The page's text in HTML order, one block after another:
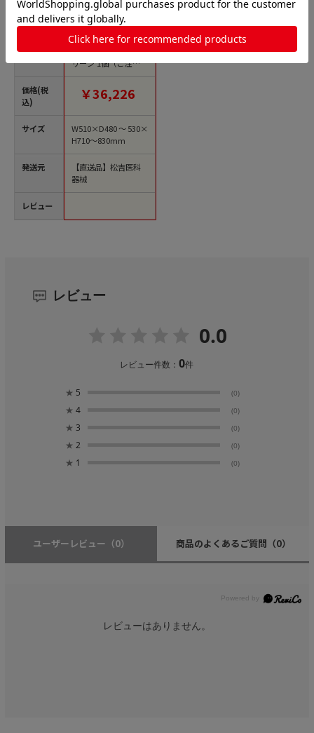
価格(税
込)
サイズ
発送元
レビュー
楽らく開閉シャワー
ベンチ S536-082 グ
リーン 1個（ご注文単
位1個）【直送品】
￥36,226
W510×D480～530×
H710～830mm
【直送品】松吉医科
器械
レビュー
0.0
レビュー件数：0件
★ 5 (0)
★ 4 (0)
★ 3 (0)
★ 2 (0)
★ 1 (0)
ユーザーレビュー （0） 商品のよくあるご質問 （0）
レビューはありません。